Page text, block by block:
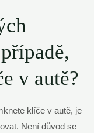
v autě?
klíče v autě, je
Není důvod se